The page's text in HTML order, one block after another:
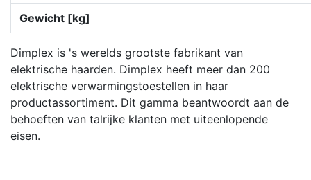
Gewicht [kg]
Dimplex is 's werelds grootste fabrikant van
elektrische haarden. Dimplex heeft meer dan 200
elektrische verwarmingstoestellen in haar
productassortiment. Dit gamma beantwoordt aan de
behoeften van talrijke klanten met uiteenlopende
eisen.